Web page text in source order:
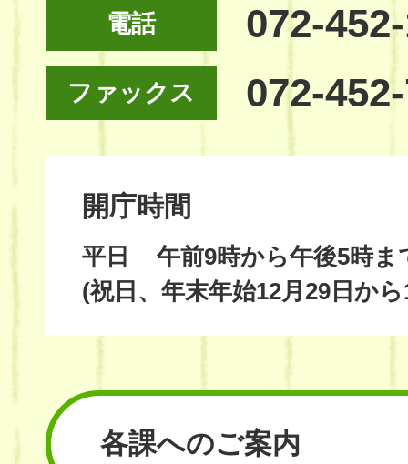
電話 072-
ファックス 072-
開庁時間
平日
午前9時から午後5時ま
(祝日、年末年始12月29日か
各課へのご案内